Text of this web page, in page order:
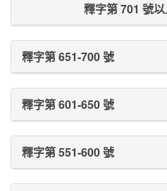
釋字第 701 號
釋字第 651-700 號
釋字第 601-650 號
釋字第 551-600 號